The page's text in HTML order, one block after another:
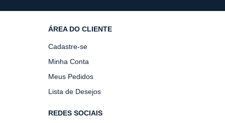
ÁREA DO CLIENTE
Cadastre-se
Minha Conta
Meus Pedidos
Lista de Desejos
REDES SOCIAIS